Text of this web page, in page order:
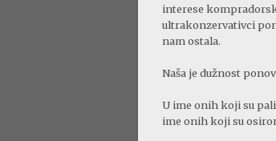
interese
ultrakonzervativci
nam ostala.
Naša je dužnost
U ime onih koji su
ime onih koji su